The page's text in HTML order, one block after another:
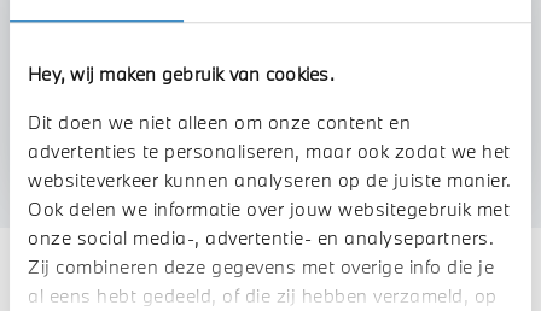
Hey, wij maken gebruik van cookies.
Dit doen we niet alleen om onze content en
advertenties te personaliseren, maar ook zodat we het
websiteverkeer kunnen analyseren op de juiste manier.
Ook delen we informatie over jouw websitegebruik met
onze social media-, advertentie- en analysepartners.
Zij combineren deze gegevens met overige info die je
al eens hebt gedeeld, of die zij hebben verzameld, op
U vertelt meer over uw auto
We verrekenen de waarde van uw auto
Deze zijn vergelijkbaar